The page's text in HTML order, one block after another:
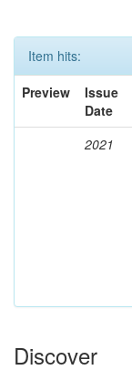
Item hits:
Preview
Issue
Date
2021
Discover